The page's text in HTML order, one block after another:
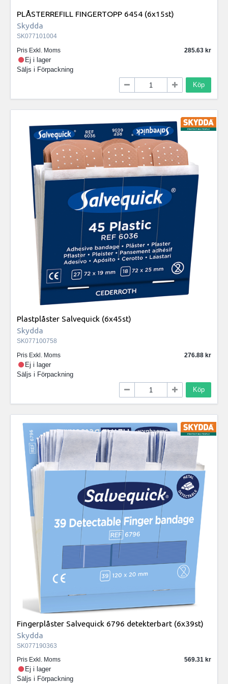
PLÅSTERREFILL FINGERTOPP 6454 (6x15st)
Skydda
SK077101004
Pris Exkl. Moms
285.63
Ej i lager
Säljs i Förpackning
Köp
Plastplåster Salvequick (6x45st)
Skydda
SK077100758
Pris Exkl. Moms
276.88
Ej i lager
Säljs i Förpackning
Köp
Fingerplåster Salvequick 6796 detekterbart (6x39st)
Skydda
SK077190363
Pris Exkl. Moms
569.31
Ej i lager
Säljs i Förpackning